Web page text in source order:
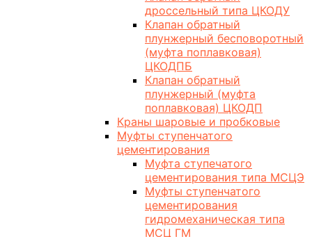
дроссельный типа ЦКОДУ
Клапан обратный
плунжерный бесповоротный
(муфта поплавковая)
ЦКОДПБ
Клапан обратный
плунжерный (муфта
поплавковая) ЦКОДП
Краны шаровые и пробковые
Муфты ступенчатого
цементирования
Муфта ступечатого
цементирования типа МСЦЭ
Муфты ступенчатого
цементирования
гидромеханическая типа
МСЦ ГМ